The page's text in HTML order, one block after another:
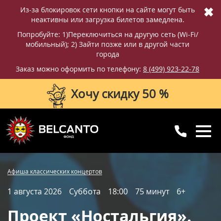
Из-за блокировок сети кнопки на сайте могут быть
неактивны или загрузка билетов замедлена.
Попробуйте: 1)Переключиться на другую сеть (Wi-Fi/
мобильный); 2) Зайти позже или в другой части
города
Заказ можно оформить по телефону: 8 (499) 923-22-78
✖
Хочу скидку 50 %
8 (499) 923-22-78
с 10:00 до 20:00
Вопросы и ответы Схема зала
Афиша классических концертов
1 августа 2026 Суббота 18:00 75 минут 6+
Проект «Ностальгия».